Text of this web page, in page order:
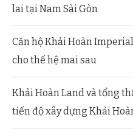
lai tại Nam Sài Gòn
Căn hộ Khải Hoàn
cho thế hệ mai sau
Khải Hoàn Land và tổng
tiến độ xây dựng Khải